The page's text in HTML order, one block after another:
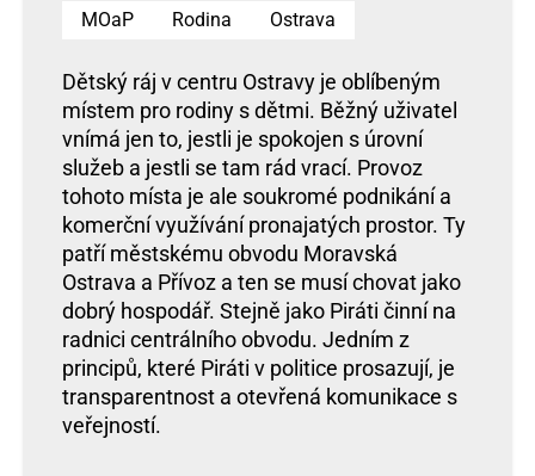
MOaP Rodina Ostrava
Dětský ráj v centru Ostravy je oblíbeným
místem pro rodiny s dětmi. Běžný uživatel
vnímá jen to, jestli je spokojen s úrovní
služeb a jestli se tam rád vrací. Provoz
tohoto místa je ale soukromé podnikání a
komerční využívání pronajatých prostor. Ty
patří městskému obvodu Moravská
Ostrava a Přívoz a ten se musí chovat jako
dobrý hospodář. Stejně jako Piráti činní na
radnici centrálního obvodu. Jedním z
principů, které Piráti v politice prosazují, je
transparentnost a otevřená komunikace s
veřejností.